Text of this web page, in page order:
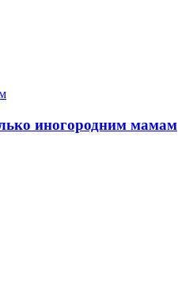
иногородним мамам